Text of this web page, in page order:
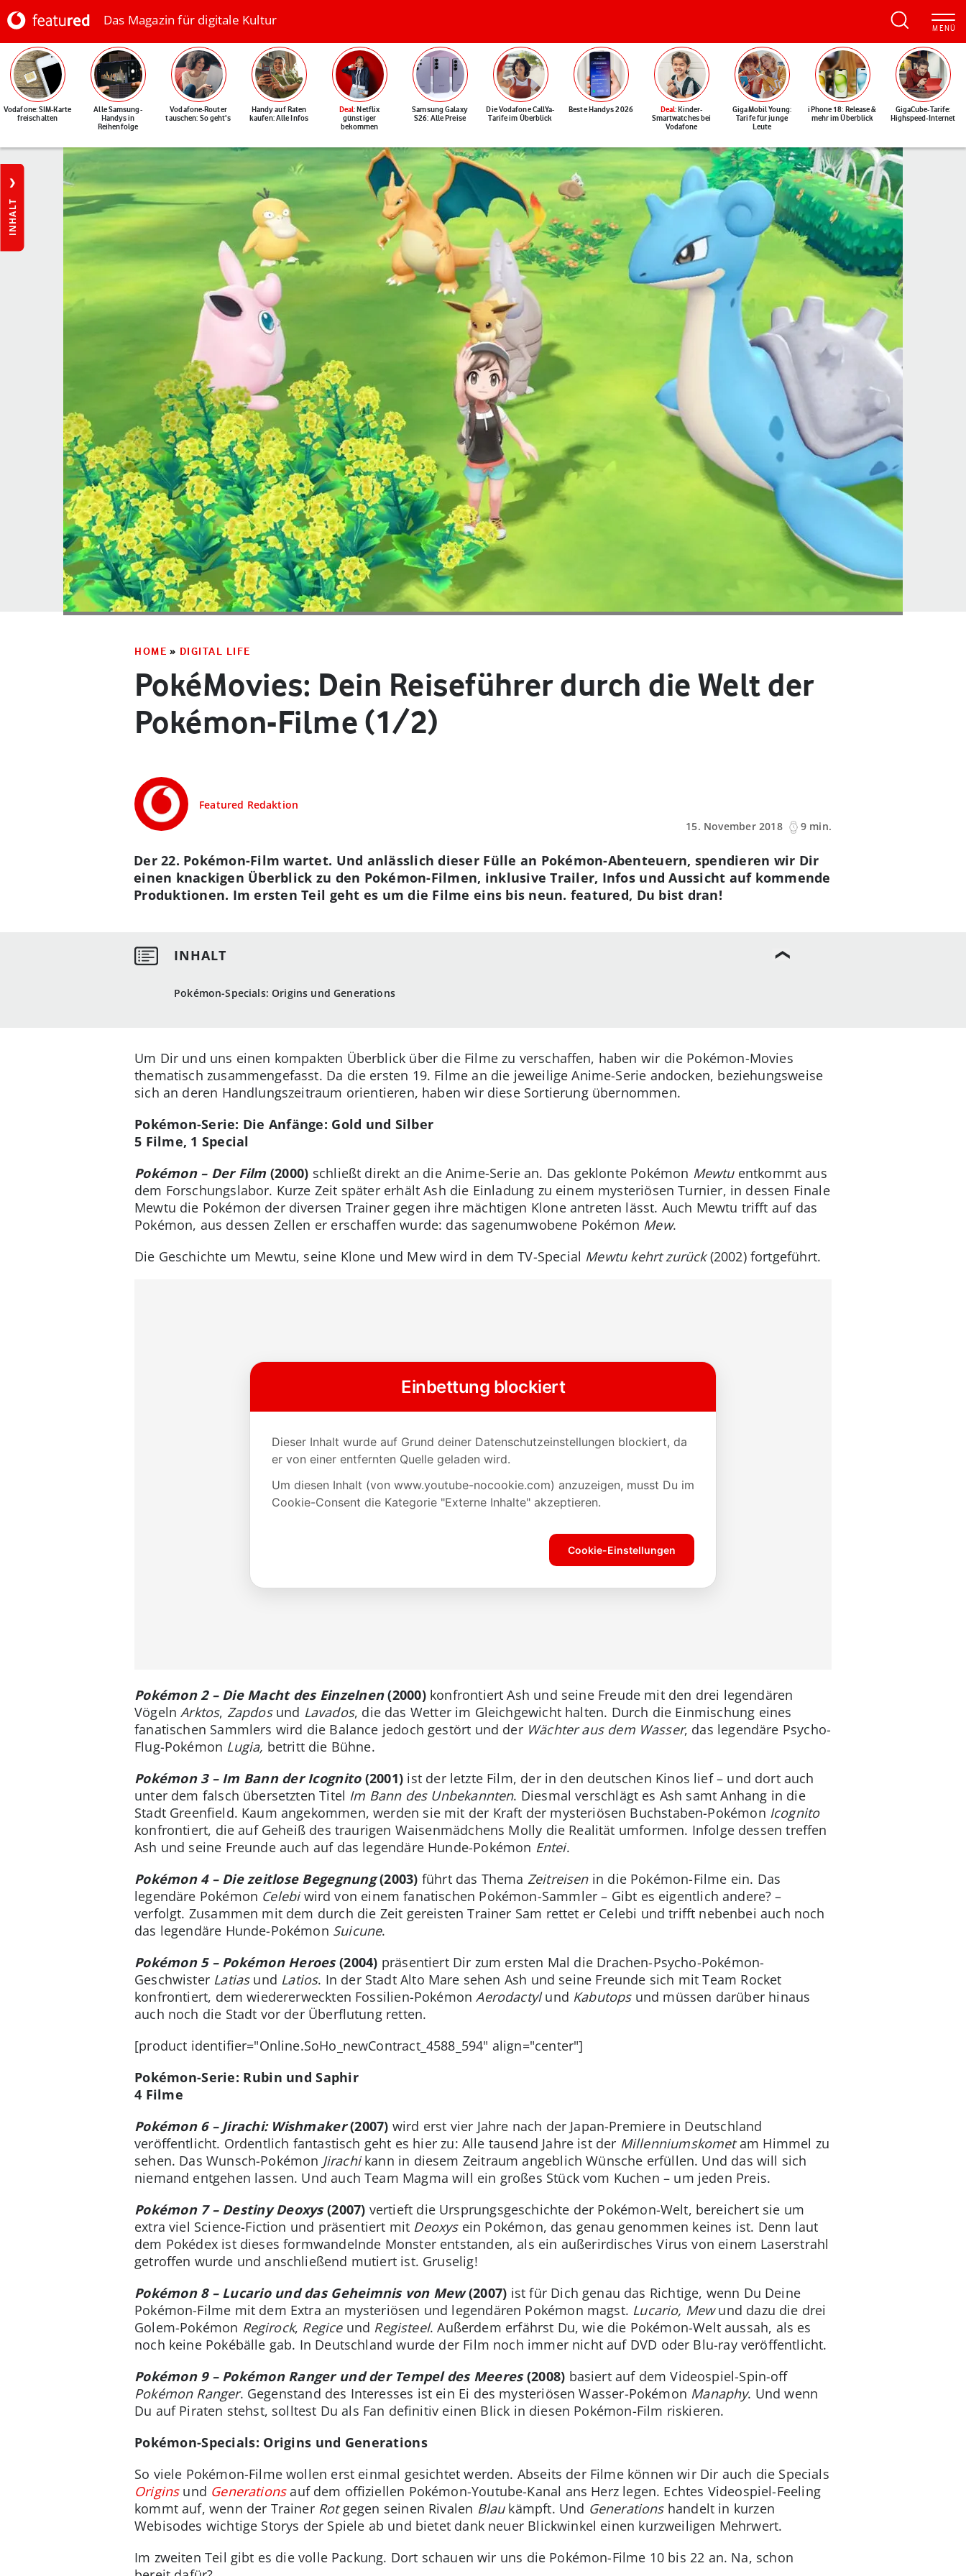
Das Magazin für digitale Kultur
Vodafone: SIM-Karte
freischalten
Alle Samsung-
Handys in
Reihenfolge
Vodafone-Router
tauschen: So geht's
Handy auf Raten
kaufen: Alle Infos
Deal: Netflix
günstiger
bekommen
Samsung Galaxy
S26: Alle Preise
Die Vodafone CallYa-
Tarife im Überblick
Beste Handys 2026 Deal: Kinder-
Smartwatches bei
Vodafone
GigaMobil Young:
Tarife für junge
Leute
iPhone 18: Release &
mehr im Überblick
GigaCube-Tarife:
Highspeed-Internet
INHALT
HOME » DIGITAL LIFE
PokéMovies: Dein Reiseführer durch die Welt der
Pokémon-Filme (1/2)
Featured Redaktion
15. November 2018
9 min.
Pokémon-Specials: Origins und Generations
Der 22. Pokémon-Film wartet. Und anlässlich dieser Fülle an Pokémon-Abenteuern, spendieren wir Dir
einen knackigen Überblick zu den Pokémon-Filmen, inklusive Trailer, Infos und Aussicht auf kommende
Produktionen. Im ersten Teil geht es um die Filme eins bis neun. featured, Du bist dran!
Um Dir und uns einen kompakten Überblick über die Filme zu verschaffen, haben wir die Pokémon-Movies
thematisch zusammengefasst. Da die ersten 19. Filme an die jeweilige Anime-Serie andocken, beziehungsweise
sich an deren Handlungszeitraum orientieren, haben wir diese Sortierung übernommen.
Pokémon-Serie: Die Anfänge: Gold und Silber
5 Filme, 1 Special
Pokémon – Der Film (2000) schließt direkt an die Anime-Serie an. Das geklonte Pokémon Mewtuentkommt aus
dem Forschungslabor. Kurze Zeit später erhält Ash die Einladung zu einem mysteriösen Turnier, in dessen Finale
Mewtu die Pokémon der diversen Trainer gegen ihre mächtigen Klone antreten lässt. Auch Mewtu trifft auf das
Pokémon, aus dessen Zellen er erschaffen wurde: das sagenumwobene Pokémon Mew.
Die Geschichte um Mewtu, seine Klone und Mew wird in dem TV-Special Mewtu kehrt zurück(2002) fortgeführt.
Pokémon 2 – Die Macht des Einzelnen(2000)konfrontiert Ash und seine Freude mit den drei legendären
Vögeln Arktos, Zapdosund Lavados, die das Wetter im Gleichgewicht halten. Durch die Einmischung eines
fanatischen Sammlers wird die Balance jedoch gestört und der Wächter aus dem Wasser, das legendäre Psycho-
Flug-Pokémon Lugia, betritt die Bühne.
Pokémon 3 – Im Bann der Icognito (2001) ist der letzte Film, der in den deutschen Kinos lief – und dort auch
unter dem falsch übersetzten Titel Im Bann des Unbekannten. Diesmal verschlägt es Ash samt Anhang in die
Stadt Greenfield. Kaum angekommen, werden sie mit der Kraft der mysteriösen Buchstaben-Pokémon Icognito
konfrontiert, die auf Geheiß des traurigen Waisenmädchens Molly die Realität umformen. Infolge dessen treffen
Ash und seine Freunde auch auf das legendäre Hunde-Pokémon Entei.
Pokémon 4 – Die zeitlose Begegnung(2003) führt das Thema Zeitreisenin die Pokémon-Filme ein. Das
legendäre Pokémon Celebiwird von einem fanatischen Pokémon-Sammler – Gibt es eigentlich andere? –
verfolgt. Zusammen mit dem durch die Zeit gereisten Trainer Sam rettet er Celebi und trifft nebenbei auch noch
das legendäre Hunde-Pokémon Suicune.
Pokémon 5 – Pokémon Heroes(2004) präsentiert Dir zum ersten Mal die Drachen-Psycho-Pokémon-
Geschwister Latiasund Latios. In der Stadt Alto Mare sehen Ash und seine Freunde sich mit Team Rocket
konfrontiert, dem wiedererweckten Fossilien-Pokémon Aerodactylund Kabutopsund müssen darüber hinaus
auch noch die Stadt vor der Überflutung retten.
[product identifier="Online.SoHo_newContract_4588_594" align="center"]
Pokémon-Serie: Rubin und Saphir
4 Filme
Pokémon 6 – Jirachi: Wishmaker(2007) wird erst vier Jahre nach der Japan-Premiere in Deutschland
veröffentlicht. Ordentlich fantastisch geht es hier zu: Alle tausend Jahre ist der Millenniumskometam Himmel zu
sehen. Das Wunsch-Pokémon Jirachikann in diesem Zeitraum angeblich Wünsche erfüllen. Und das will sich
niemand entgehen lassen. Und auch Team Magma will ein großes Stück vom Kuchen – um jeden Preis.
Pokémon 7 – Destiny Deoxys(2007) vertieft die Ursprungsgeschichte der Pokémon-Welt, bereichert sie um
extra viel Science-Fiction und präsentiert mit Deoxys ein Pokémon, das genau genommen keines ist. Denn laut
dem Pokédex ist dieses formwandelnde Monster entstanden, als ein außerirdisches Virus von einem Laserstrahl
getroffen wurde und anschließend mutiert ist. Gruselig!
Pokémon 8 – Lucario und das Geheimnis von Mew(2007) ist für Dich genau das Richtige, wenn Du Deine
Pokémon-Filme mit dem Extra an mysteriösen und legendären Pokémon magst. Lucario, Mewund dazu die drei
Golem-Pokémon Regirock, Regiceund Registeel. Außerdem erfährst Du, wie die Pokémon-Welt aussah, als es
noch keine Pokébälle gab. In Deutschland wurde der Film noch immer nicht auf DVD oder Blu-ray veröffentlicht.
Pokémon 9 – Pokémon Ranger und der Tempel des Meeres(2008) basiert auf dem Videospiel-Spin-off
Pokémon Ranger. Gegenstand des Interesses ist ein Ei des mysteriösen Wasser-Pokémon Manaphy. Und wenn
Du auf Piraten stehst, solltest Du als Fan definitiv einen Blick in diesen Pokémon-Film riskieren.
Pokémon-Specials: Origins und Generations
So viele Pokémon-Filme wollen erst einmal gesichtet werden. Abseits der Filme können wir Dir auch die Specials
Originsund Generationsauf dem offiziellen Pokémon-Youtube-Kanal ans Herz legen. Echtes Videospiel-Feeling
kommt auf, wenn der Trainer Rotgegen seinen Rivalen Blaukämpft. Und Generationshandelt in kurzen
Webisodes wichtige Storys der Spiele ab und bietet dank neuer Blickwinkel einen kurzweiligen Mehrwert.
Im zweiten Teil gibt es die volle Packung. Dort schauen wir uns die Pokémon-Filme 10 bis 22 an. Na, schon